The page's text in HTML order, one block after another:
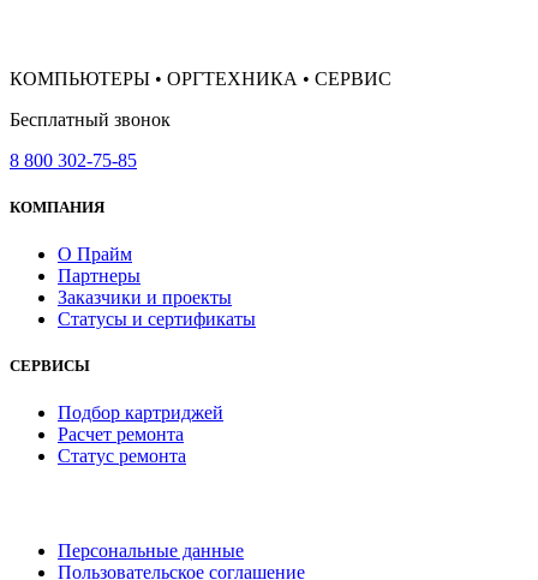
КОМПЬЮТЕРЫ • ОРГТЕХНИКА • СЕРВИС
Бесплатный звонок
8 800 302-75-85
КОМПАНИЯ
О Прайм
Партнеры
Заказчики и проекты
Статусы и сертификаты
СЕРВИСЫ
Подбор картриджей
Расчет ремонта
Статус ремонта
Персональные данные
Пользовательское соглашение